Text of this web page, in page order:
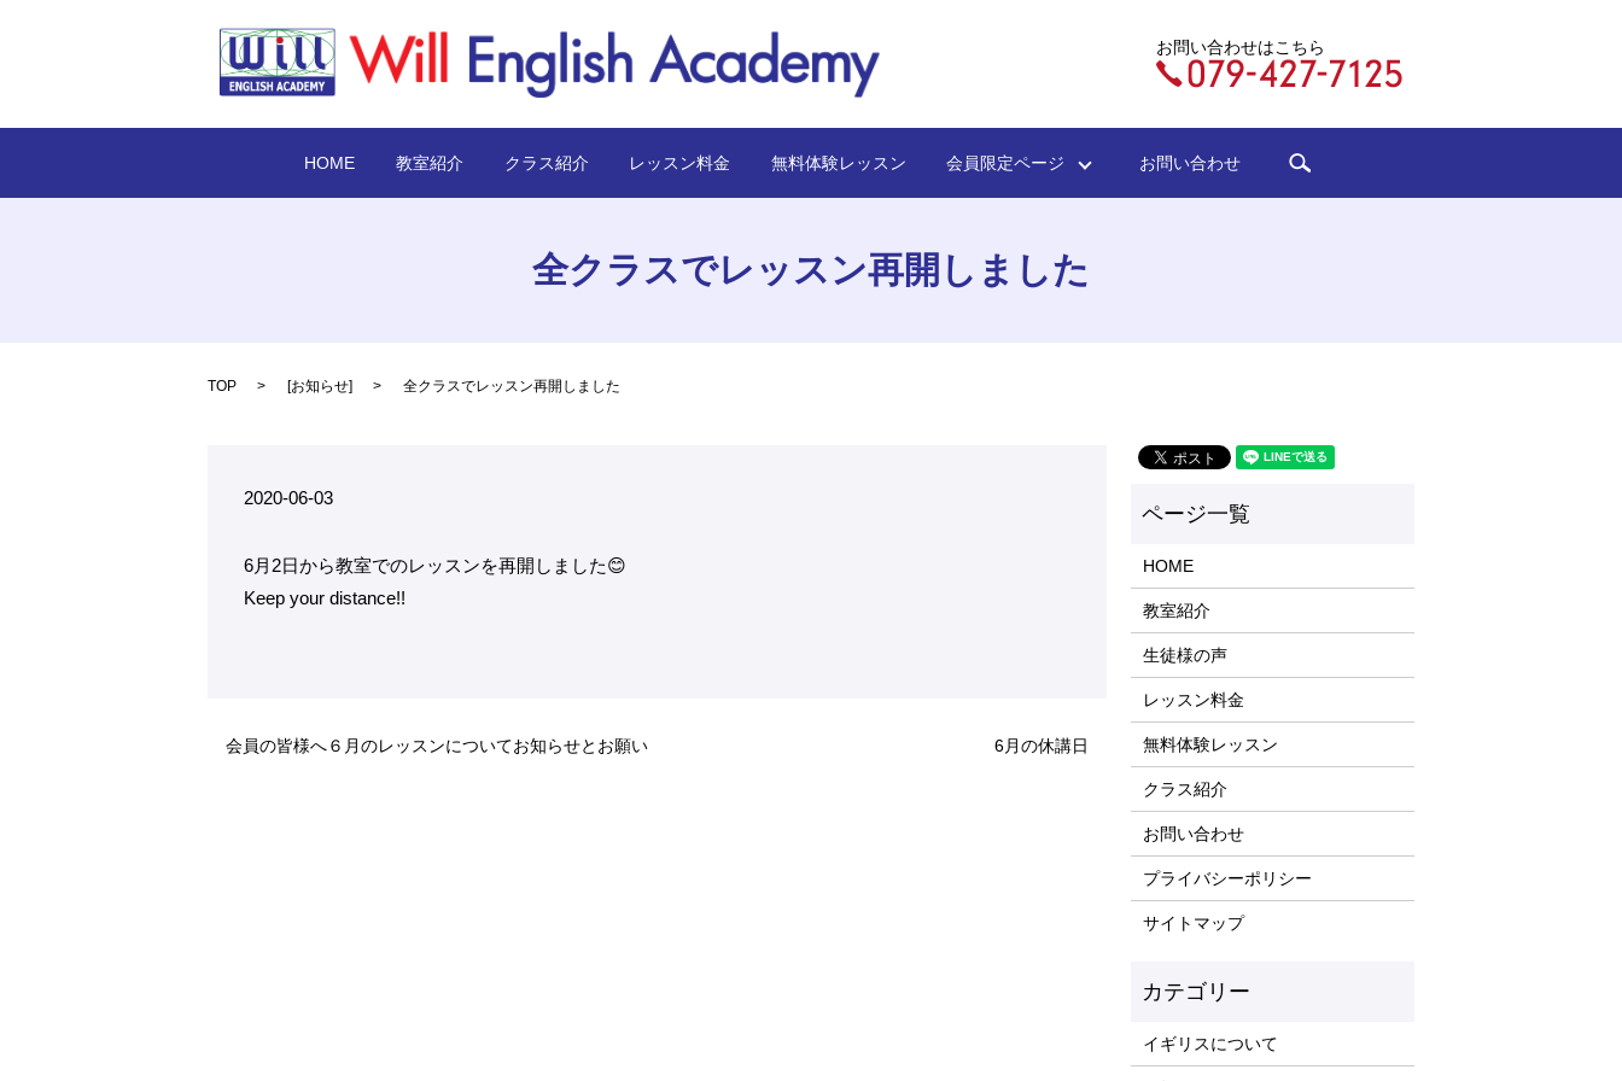
お問い合わせはこちら
HOME 教室紹介 クラス紹介 レッスン料金 無料体験レッスン 会員限定ページ お問い合わせ
全クラスでレッスン再開しました
TOP [お知らせ] 全クラスでレッスン再開しました
2020-06-03
6月2日から教室でのレッスンを再開しました😊
Keep your distance!!
会員の皆様へ６月のレッスンについてお知らせとお願い 6月の休講日
HOME
教室紹介
生徒様の声
レッスン料金
無料体験レッスン
クラス紹介
お問い合わせ
プライバシーポリシー
サイトマップ
イギリスについて